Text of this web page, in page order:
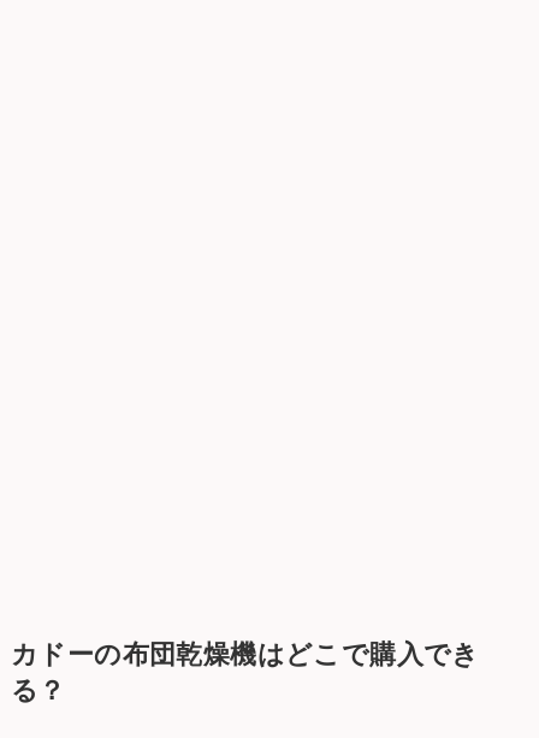
カドーの布団乾燥機はどこで購入でき
る？